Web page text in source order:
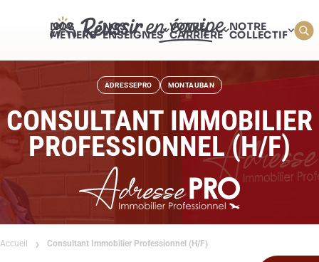
NOS
MÉTIERS
NOS
ENSEIGNES
VOTRE
CARRIÈRE
NOTRE
COLLECTIF
ADRESSEPRO MONTAUBAN
CONSULTANT IMMOBILIER
PROFESSIONNEL (H/F)
Accueil Consultant Immobilier Professionnel (H/F)